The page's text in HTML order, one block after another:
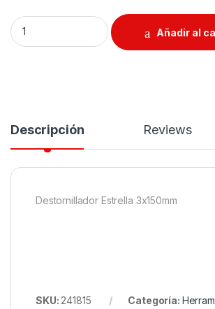
Destornillador Estrella 3x150mm quantity
Añadir al
Descripción Reviews
Destornillador Estrella 3x150mm
SKU: 241815 Categoría: